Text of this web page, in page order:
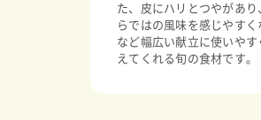
た、皮にハリとつやがあ
らではの風味を感じやす
など幅広い献立に使いや
えてくれる旬の食材です。